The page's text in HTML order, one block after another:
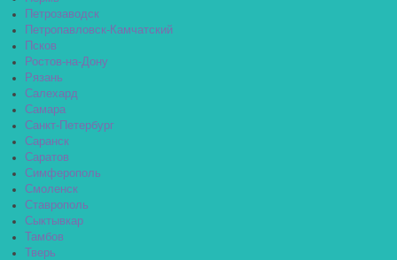
Петрозаводск
Петропавловск-Камчатский
Псков
Ростов-на-Дону
Рязань
Салехард
Самара
Санкт-Петербург
Саранск
Саратов
Симферополь
Смоленск
Ставрополь
Сыктывкар
Тамбов
Тверь